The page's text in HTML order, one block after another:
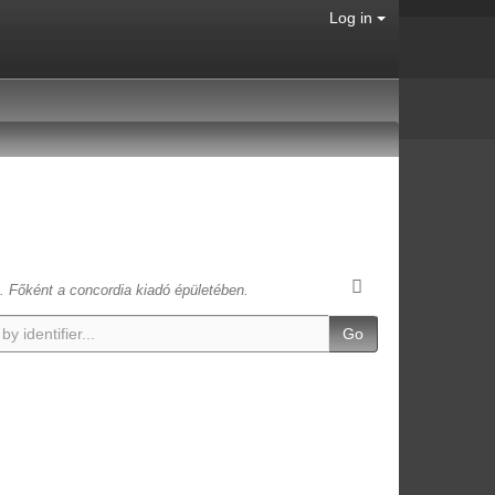
Log in
a concordia kiadó épületében.
Go